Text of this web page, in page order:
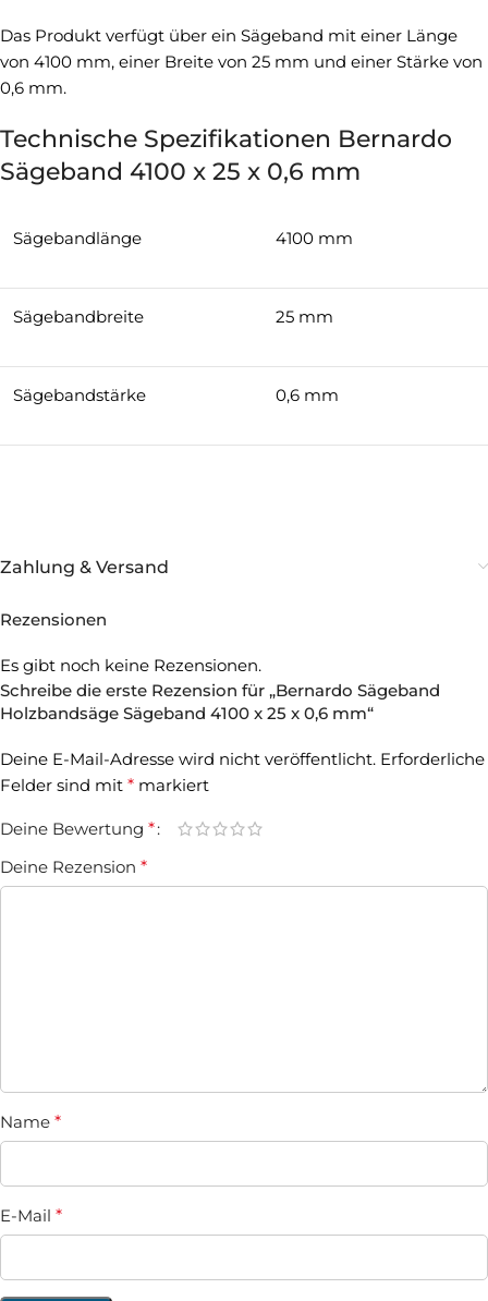
Das Produkt verfügt über ein Sägeband mit einer Länge
von 4100 mm, einer Breite von 25 mm und einer Stärke von
0,6 mm.
Technische Spezifikationen Bernardo
Sägeband 4100 x 25 x 0,6 mm
Sägebandlänge 4100 mm
Sägebandbreite 25 mm
Sägebandstärke 0,6 mm
Zahlung & Versand
Rezensionen
Es gibt noch keine Rezensionen.
Schreibe die erste Rezension für „Bernardo Sägeband
Holzbandsäge Sägeband 4100 x 25 x 0,6 mm“
Deine E-Mail-Adresse wird nicht veröffentlicht. Erforderliche
Felder sind mit * markiert
Deine Bewertung *
Deine Rezension *
Name *
E-Mail *